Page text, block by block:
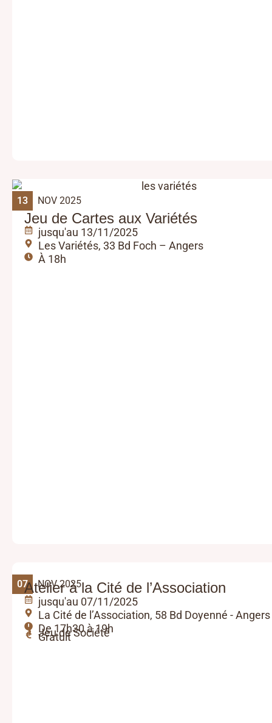
13 NOV 2025
Jeu de Cartes aux Variétés
jusqu'au 13/11/2025
Les Variétés, 33 Bd Foch – Angers
À 18h
07 NOV 2025
Atelier à la Cité de l’Association
jusqu'au 07/11/2025
La Cité de l’Association, 58 Bd Doyenné - Angers
De 17h30 à 19h
Jeu de Société
Gratuit